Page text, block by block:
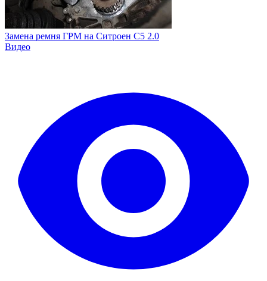
Замена ремня ГРМ на Ситроен С5 2.0
Видео